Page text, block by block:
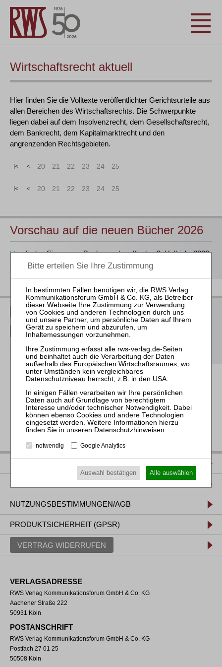
Wirtschaftsrecht aktuell
Hier finden Sie die Volltexte veröffentlichter Gerichtsurteile aus
allen Bereichen des Wirtschaftsrechts. Die Schwerpunkte
liegen dabei auf dem Insolvenzrecht, dem Gesellschaftsrecht,
dem Bankrecht, dem Kapitalmarktrecht und den
angrenzenden Rechtsgebieten.
|< < 20 21 22 23 24 25
|< < 20 21 22 23 24 25
Vorschau auf die neuen Bücher 2026
Hierfinden Sie unsere Buchvorschau für das 2. Halbjahr 2026
als Download
RWS Verlag bei LinkedIn
RWS Verlag bei Facebook
RWS Verlag bei Instagram
NUTZUNGSBESTIMMUNGEN/AGB
PRODUKTSICHERHEIT (GPSR)
VERTRAG WIDERRUFEN
VERLAGSADRESSE
RWS Verlag Kommunikationsforum GmbH & Co. KG
Aachener Straße 222
50931 Köln
POSTANSCHRIFT
RWS Verlag Kommunikationsforum GmbH & Co. KG
Postfach 27 01 25
50508 Köln
Datenschutzhinweisen.
notwendig Google Analytics
Auswahl bestätigen Alle auswählen